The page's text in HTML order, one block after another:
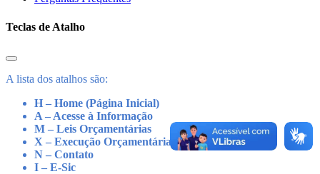
Teclas de Atalho
A lista dos atalhos são:
H – Home (Página Inicial)
A – Acesse à Informação
M – Leis Orçamentárias
X – Execução Orçamentária
N – Contato
I – E-Sic